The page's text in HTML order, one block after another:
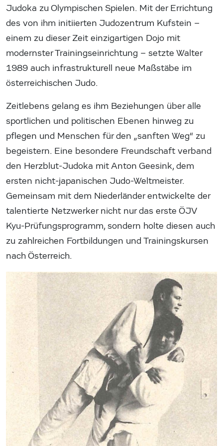
Judoka zu Olympischen Spielen. Mit der Errichtung
des von ihm initiierten Judozentrum Kufstein –
einem zu dieser Zeit einzigartigen Dojo mit
modernster Trainingseinrichtung – setzte Walter
1989 auch infrastrukturell neue Maßstäbe im
österreichischen Judo.
Zeitlebens gelang es ihm Beziehungen über alle
sportlichen und politischen Ebenen hinweg zu
pflegen und Menschen für den „sanften Weg“ zu
begeistern. Eine besondere Freundschaft verband
den Herzblut-Judoka mit Anton Geesink, dem
ersten nicht-japanischen Judo-Weltmeister.
Gemeinsam mit dem Niederländer entwickelte der
talentierte Netzwerker nicht nur das erste ÖJV
Kyu-Prüfungsprogramm, sondern holte diesen auch
zu zahlreichen Fortbildungen und Trainingskursen
nach Österreich.